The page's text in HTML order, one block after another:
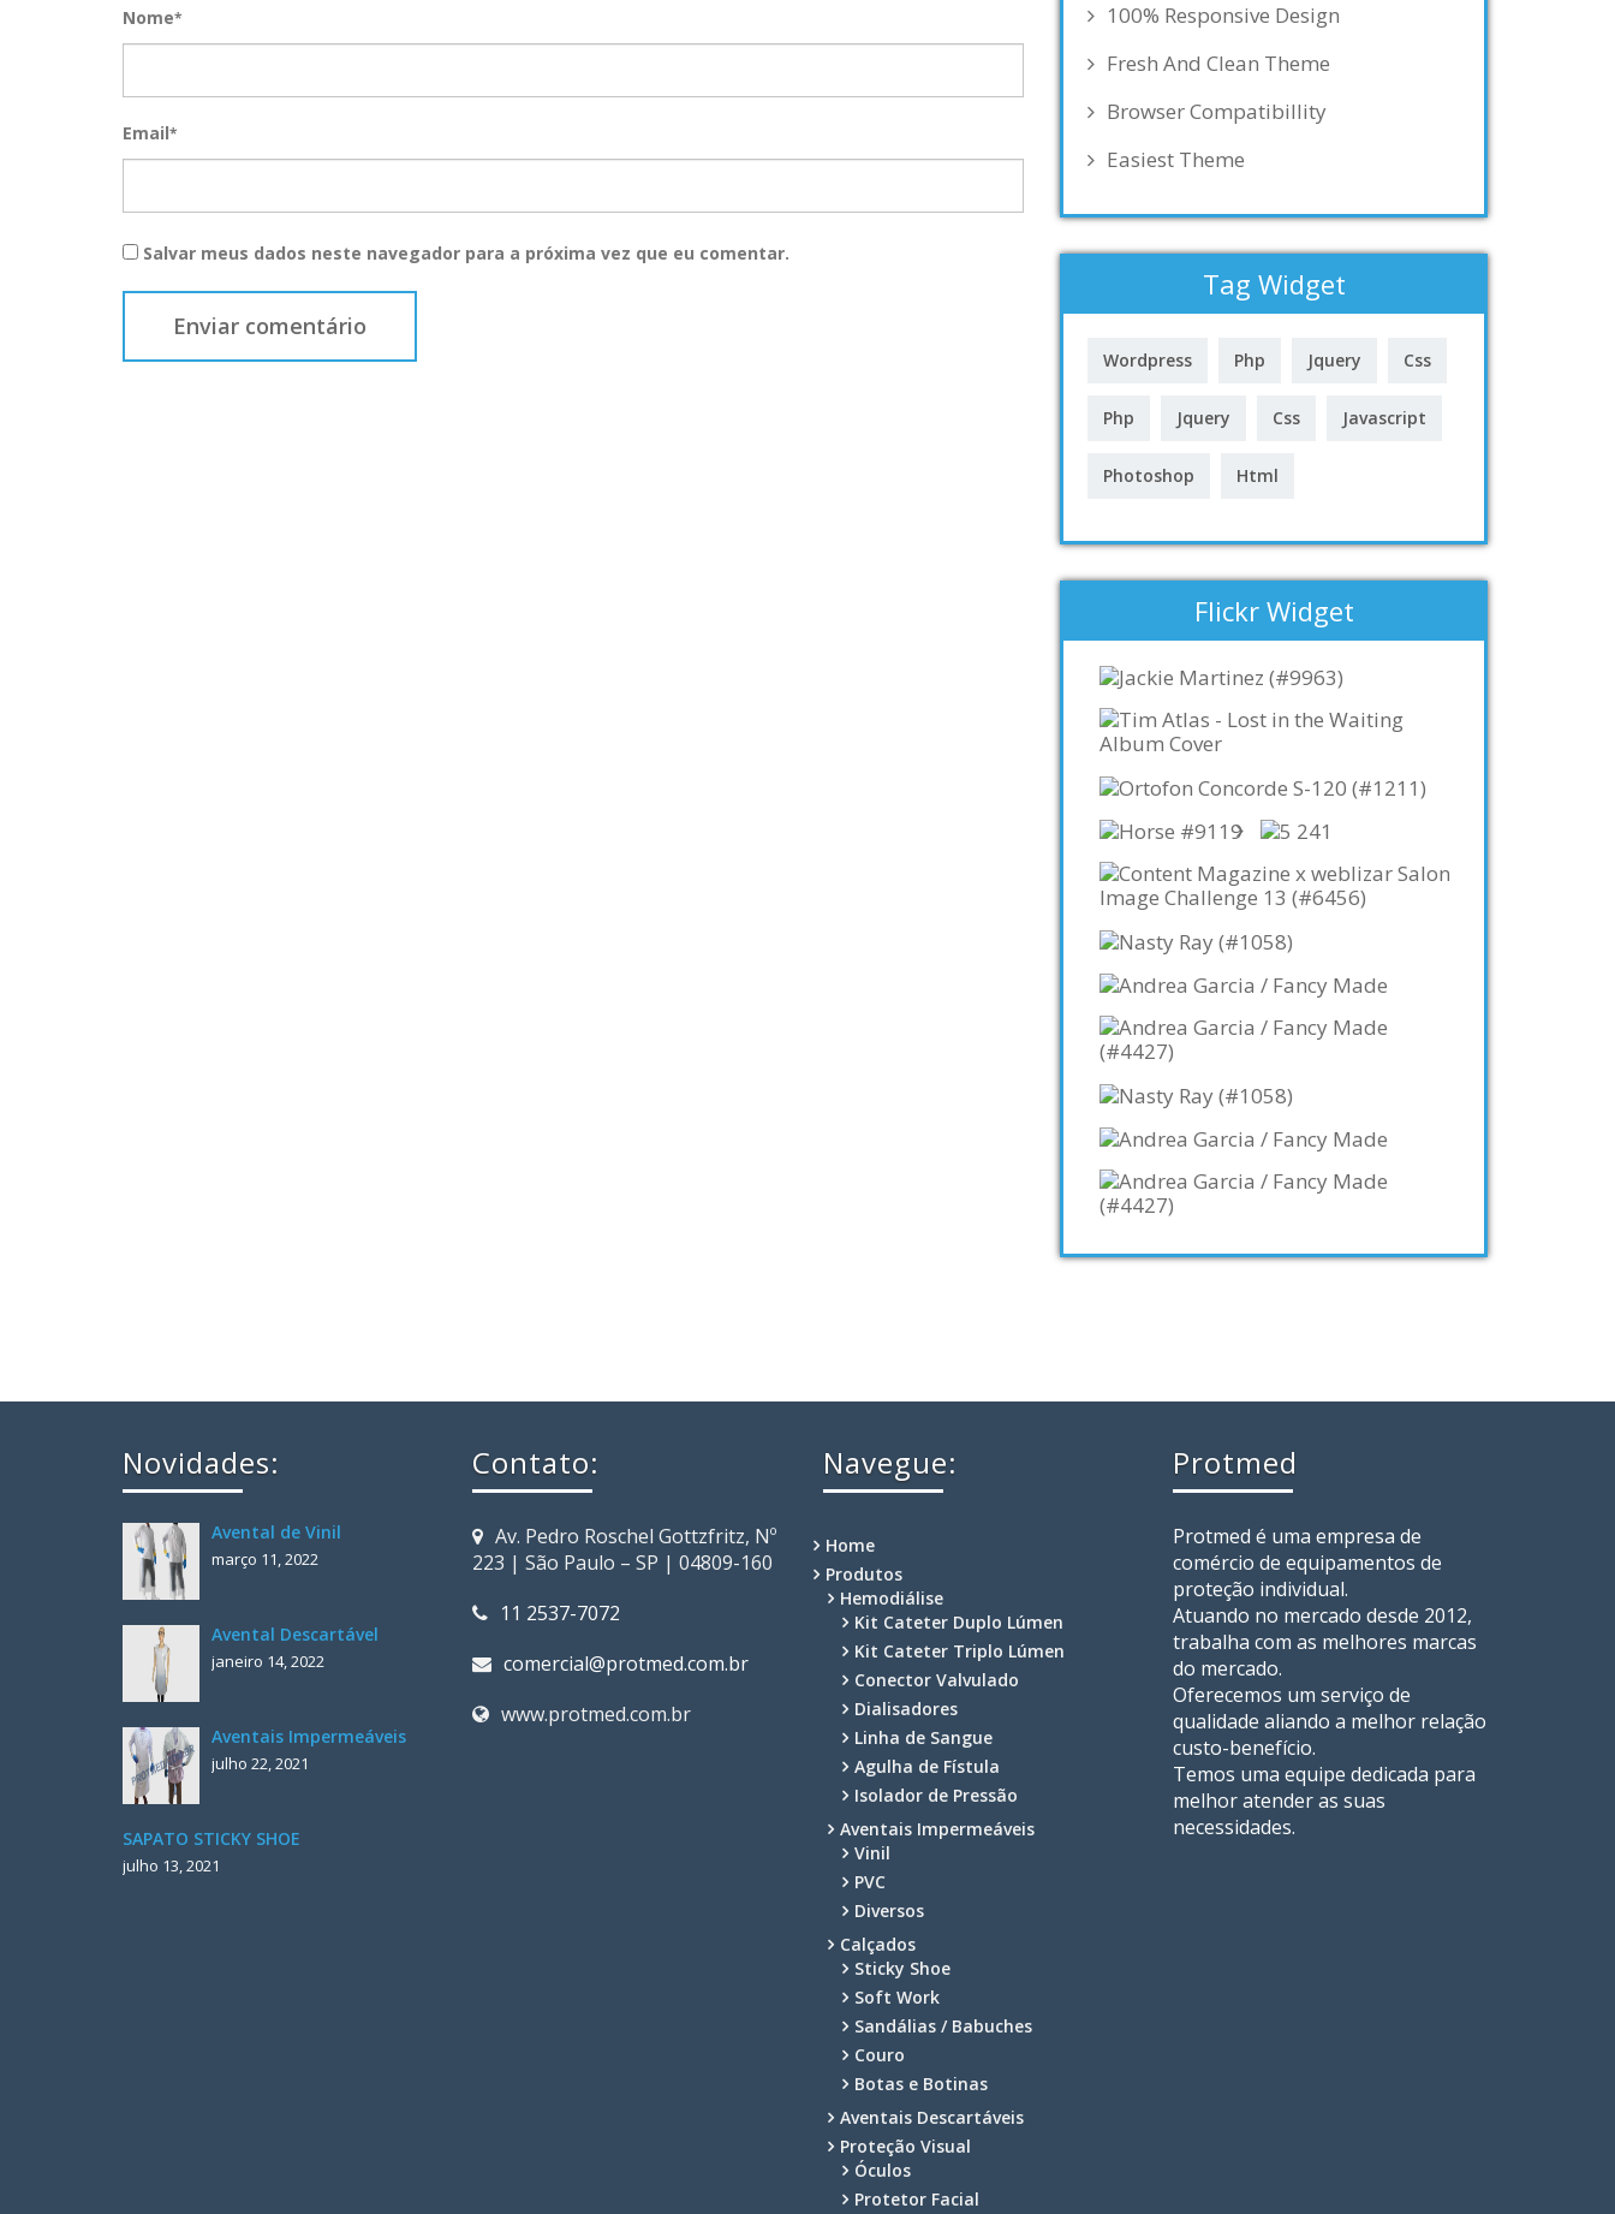
Nome*
Email*
Salvar meus dados neste navegador para a próxima vez que eu comentar.
100% Responsive Design
Fresh And Clean Theme
Browser Compatibillity
Easiest Theme
Tag Widget
Wordpress Php Jquery Css
Php Jquery Css Javascript
Photoshop Html
Flickr Widget
Novidades:
Avental de Vinil
março 11, 2022
Avental Descartável
janeiro 14, 2022
Aventais Impermeáveis
julho 22, 2021
SAPATO STICKY SHOE
julho 13, 2021
Contato:
Av. Pedro Roschel Gottzfritz, Nº
223 | São Paulo – SP | 04809-160
11 2537-7072
comercial@protmed.com.br
www.protmed.com.br
Navegue:
Home
Produtos
Hemodiálise
Kit Cateter Duplo Lúmen
Kit Cateter Triplo Lúmen
Conector Valvulado
Dialisadores
Linha de Sangue
Agulha de Fístula
Isolador de Pressão
Aventais Impermeáveis
Vinil
PVC
Diversos
Calçados
Sticky Shoe
Soft Work
Sandálias / Babuches
Couro
Botas e Botinas
Aventais Descartáveis
Proteção Visual
Óculos
Protetor Facial
Protmed
Protmed é uma empresa de
comércio de equipamentos de
proteção individual.
Atuando no mercado desde 2012,
trabalha com as melhores marcas
do mercado.
Oferecemos um serviço de
qualidade aliando a melhor relação
custo-benefício.
Temos uma equipe dedicada para
melhor atender as suas
necessidades.